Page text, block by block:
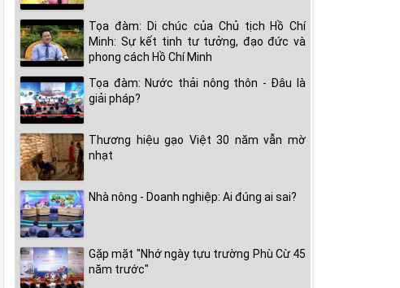
Tọa đàm: Di chúc của Chủ tịch Hồ Chí
Minh: Sự kết tinh tư tưởng, đạo đức và
phong cách Hồ Chí Minh
Tọa đàm: Nước thải nông thôn - Đâu là
giải pháp?
Thương hiệu gạo Việt 30 năm vẫn mờ
nhạt
Nhà nông - Doanh nghiệp: Ai đúng ai sai?
Gặp mặt "Nhớ ngày tựu trường Phù Cừ 45
năm trước"